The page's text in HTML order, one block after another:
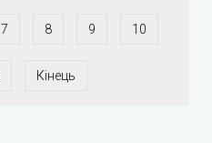
7 8 9 10
Кінець